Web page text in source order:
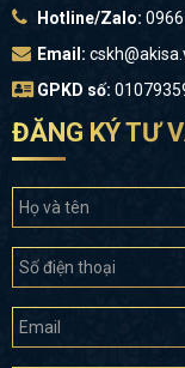
Hotline/Zalo:
Email:
GPKD số:
ĐĂNG KÝ TƯ